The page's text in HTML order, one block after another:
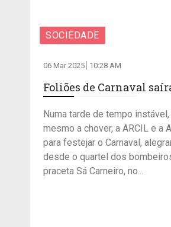
SOCIEDADE
06 Mar 2025 10:28 AM
Foliões de Carnaval
Numa tarde de tempo
mesmo a chover, a ARCIL e a
para festejar o Carnaval,
desde o quartel dos
praceta Sá Carneiro, no...